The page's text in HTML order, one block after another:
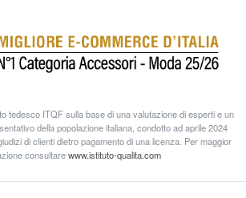
tedesco ITQF sulla base di una valutazione di esperti e un
della popolazione italiana, condotto ad aprile 2024
di clienti dietro pagamento di una licenza. Per maggior
consultarewww.istituto-qualita.com